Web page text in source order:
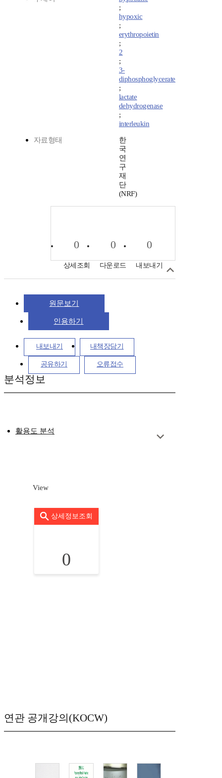
;
hypoxic
;
erythropoietin
;
2
;
3-
diphosphoglycerate
;
lactate
dehydrogenase
;
interleukin
자료형태
한
국
연
구
재
단
(NRF)
0
상세조회
0
다운로드
0
내보내기
원문보기
인용하기
내보내기 내책장담기
공유하기 오류접수
분석정보
활용도 분석
View
상세정보조회
0
연관 공개강의(KOCW)